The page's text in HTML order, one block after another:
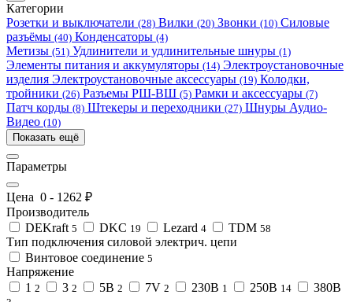
Категории
Розетки и выключатели (28) Вилки (20) Звонки (10) Силовые
разъёмы (40) Конденсаторы (4)
Метизы (51) Удлинители и удлинительные шнуры (1)
Элементы питания и аккумуляторы (14) Электроустановочные
изделия Электроустановочные аксессуары (19) Колодки,
тройники (26) Разъемы РШ-ВШ (5) Рамки и аксессуары (7)
Патч корды (8) Штекеры и переходники (27) Шнуры Аудио-
Видео (10)
Показать ещё
Параметры
Цена 0 - 1262 ₽
Производитель
DEKraft 5 DKC 19 Lezard 4 TDM 58
Тип подключения силовой электрич. цепи
Винтовое соединение 5
Напряжение
1 2 3 2 5В 2 7V 2 230В 1 250В 14 380В